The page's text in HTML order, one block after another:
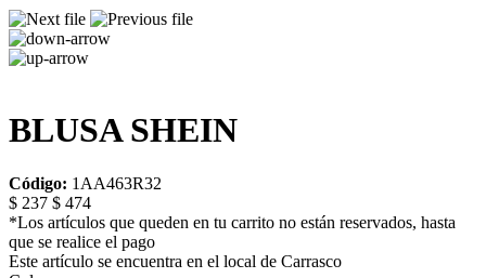
BLUSA SHEIN
Código: 1AA463R32
$ 237 $ 474
*Los artículos que queden en tu carrito no están reservados, hasta
que se realice el pago
Este artículo se encuentra en el local de Carrasco